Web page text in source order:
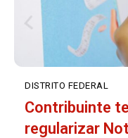
DISTRITO FEDERAL
Contribuinte
regularizar